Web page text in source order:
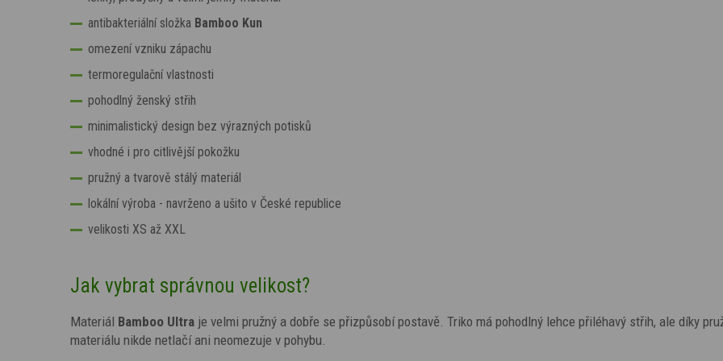
antibakteriální složka Bamboo Kun
omezení vzniku zápachu
termoregulační vlastnosti
pohodlný ženský střih
minimalistický design bez výrazných potisků
vhodné i pro citlivější pokožku
pružný a tvarově stálý materiál
lokální výroba - navrženo a ušito v České republice
velikosti XS až XXL
Jak vybrat správnou velikost?
Materiál Bamboo Ultra je velmi pružný a dobře se přizpůsobí postavě. Triko má pohodlný lehce přiléhavý střih, ale díky
materiálu nikde netlačí ani neomezuje v pohybu.